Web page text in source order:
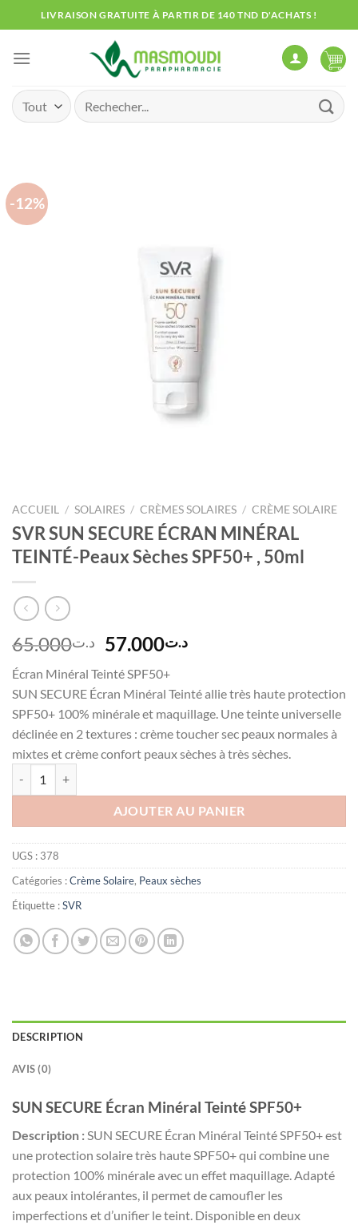
au
contenu
LIVRAISON GRATUITE À PARTIR DE 140 TND D'ACHATS !
Recherche
pour :
-12%
ACCUEIL / SOLAIRES / CRÈMES SOLAIRES / CRÈME SOLAIRE
SVR SUN SECURE ÉCRAN MINÉRAL
TEINTÉ-Peaux Sèches SPF50+ , 50ml
د.ت65.000
Le
initial
était :
د.ت65.000.
د.ت57.000
Le
est :
د.ت57.000.
Écran Minéral Teinté SPF50+
SUN SECURE Écran Minéral Teinté allie très haute protection
SPF50+ 100% minérale et maquillage. Une teinte universelle
déclinée en 2 textures : crème toucher sec peaux normales à
mixtes et crème confort peaux sèches à très sèches.
AJOUTER AU PANIER
UGS : 378
Catégories :Crème Solaire, Peaux sèches
Étiquette :SVR
DESCRIPTION
AVIS (0)
SUN SECURE Écran Minéral Teinté SPF50+
Description :SUN SECURE Écran Minéral Teinté SPF50+ est
une protection solaire très haute SPF50+ qui combine une
protection 100% minérale avec un effet maquillage. Adapté
aux peaux intolérantes, il permet de camoufler les
imperfections et d’unifier le teint. Disponible en deux